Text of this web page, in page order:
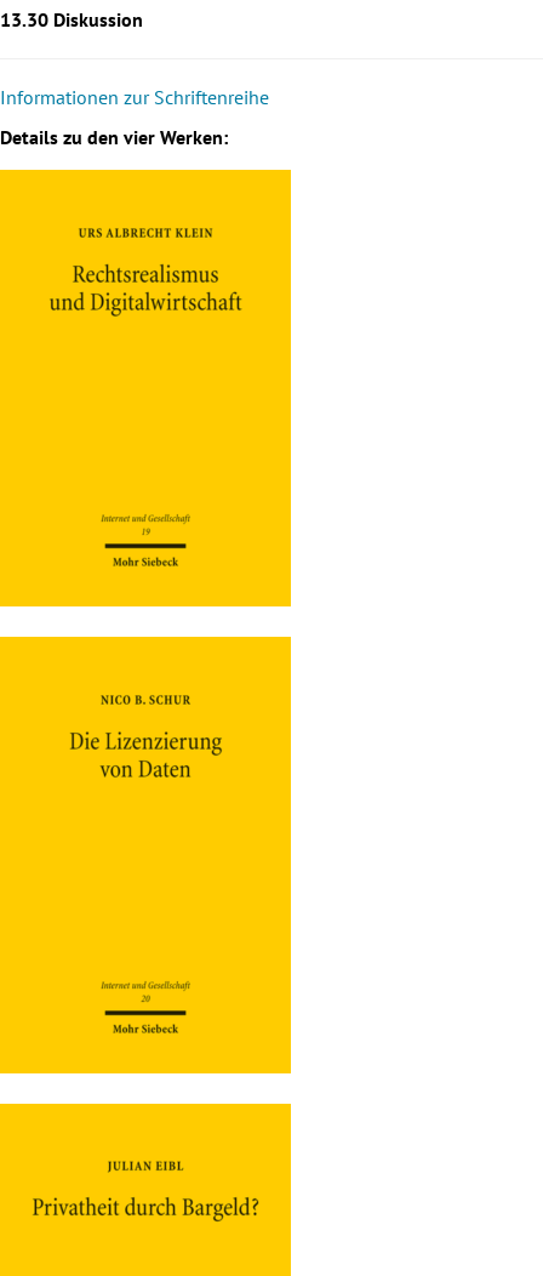
13.30 Diskussion
Informationen zur Schriftenreihe
Details zu den vier Werken: